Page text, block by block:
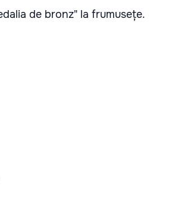
de bronz" la frumusețe.